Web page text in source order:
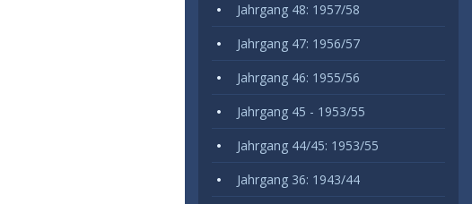
Jahrgang 48: 1957/58
Jahrgang 47: 1956/57
Jahrgang 46: 1955/56
Jahrgang 45 - 1953/55
Jahrgang 44/45: 1953/55
Jahrgang 36: 1943/44